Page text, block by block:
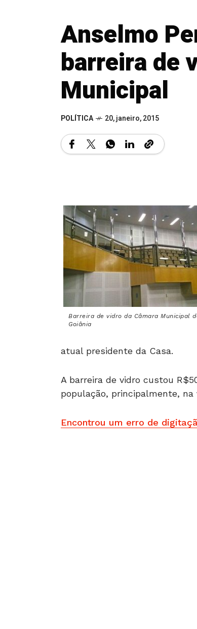
Anselmo
barreira de
Municipal
POLÍTICA 20, janeiro, 2015
Barreira de vidro da Câmara Municipal
Goiânia
população, principalmente,